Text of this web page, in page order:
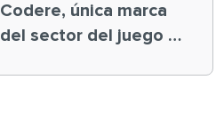
Codere, única marca
del sector del juego en